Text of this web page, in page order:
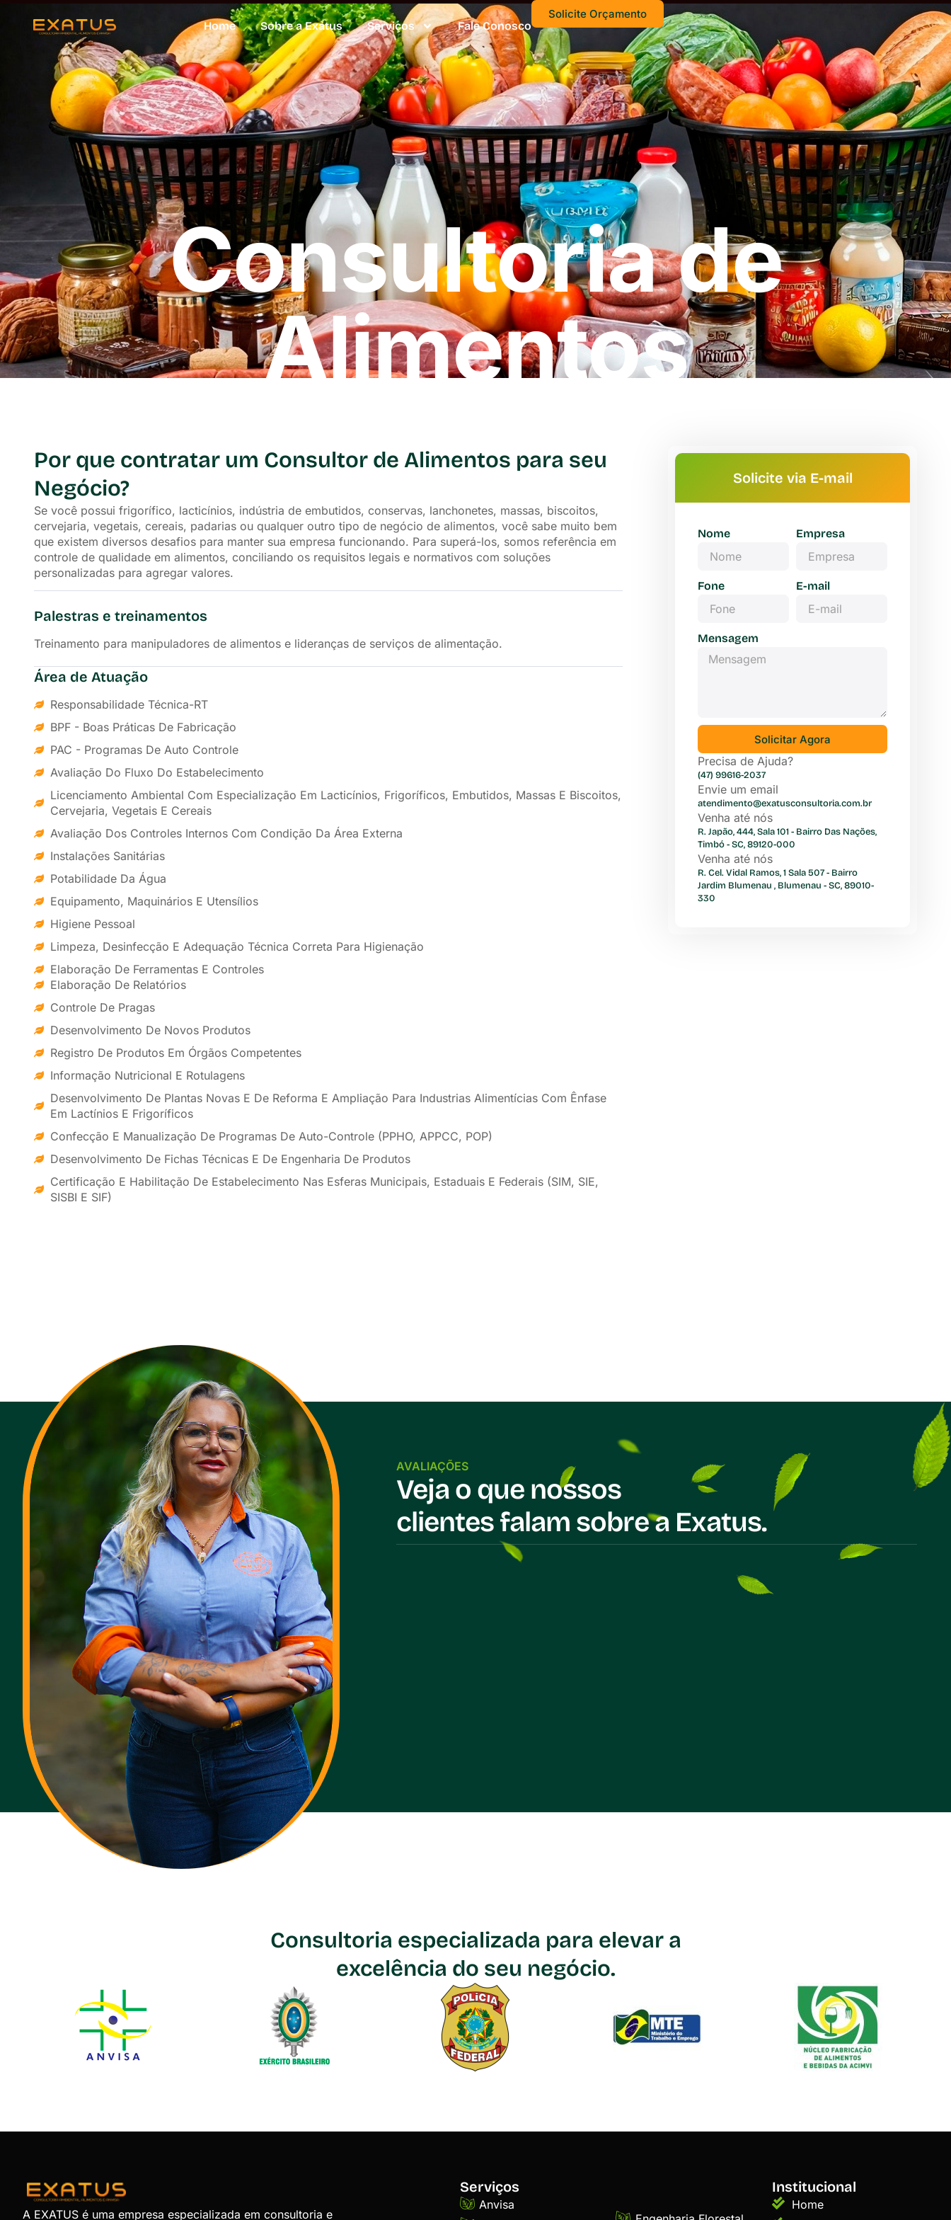
Home Sobre a Exatus Serviços Fale Conosco
Solicite Orçamento
Consultoria de
Alimentos
Por que contratar um Consultor de Alimentos para seu
Negócio?
Se você possui frigorífico, lacticínios, indústria de embutidos, conservas, lanchonetes, massas, biscoitos,
cervejaria, vegetais, cereais, padarias ou qualquer outro tipo de negócio de alimentos, você sabe muito bem
que existem diversos desafios para manter sua empresa funcionando. Para superá-los, somos referência em
controle de qualidade em alimentos, conciliando os requisitos legais e normativos com soluções
personalizadas para agregar valores.
Palestras e treinamentos
Treinamento para manipuladores de alimentos e lideranças de serviços de alimentação.
Área de Atuação
Responsabilidade Técnica-RT
BPF - Boas Práticas De Fabricação
PAC - Programas De Auto Controle
Avaliação Do Fluxo Do Estabelecimento
Licenciamento Ambiental Com Especialização Em Lacticínios, Frigoríficos, Embutidos, Massas E Biscoitos,
Cervejaria, Vegetais E Cereais
Avaliação Dos Controles Internos Com Condição Da Área Externa
Instalações Sanitárias
Potabilidade Da Água
Equipamento, Maquinários E Utensílios
Higiene Pessoal
Limpeza, Desinfecção E Adequação Técnica Correta Para Higienação
Elaboração De Ferramentas E Controles
Elaboração De Relatórios
Controle De Pragas
Desenvolvimento De Novos Produtos
Registro De Produtos Em Órgãos Competentes
Informação Nutricional E Rotulagens
Desenvolvimento De Plantas Novas E De Reforma E Ampliação Para Industrias Alimentícias Com Ênfase
Em Lactínios E Frigoríficos
Confecção E Manualização De Programas De Auto-Controle (PPHO, APPCC, POP)
Desenvolvimento De Fichas Técnicas E De Engenharia De Produtos
Certificação E Habilitação De Estabelecimento Nas Esferas Municipais, Estaduais E Federais (SIM, SIE,
SISBI E SIF)
Solicite via E-mail
Nome Empresa
Fone E-mail
Mensagem
Solicitar Agora
Precisa de Ajuda?
(47) 99616-2037
Envie um email
atendimento@exatusconsultoria.com.br
Venha até nós
R. Japão, 444, Sala 101 - Bairro Das Nações,
Timbó - SC, 89120-000
Venha até nós
R. Cel. Vidal Ramos, 1 Sala 507 - Bairro
Jardim Blumenau , Blumenau - SC, 89010-
330
AVALIAÇÕES
Veja o que nossos
clientes falam sobre a Exatus.
Consultoria especializada para elevar a
excelência do seu negócio.
A EXATUS é uma empresa especializada em consultoria e
Serviços
Anvisa
Institucional
Home